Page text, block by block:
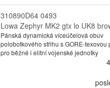
310890D64 0493
Lowa Zephyr MK2 gtx lo UK8
Pánská dynamická víceúčelová obuv
polobotkového střihu s GORE-texovou
pro běžné i elitní vojenské jednotky